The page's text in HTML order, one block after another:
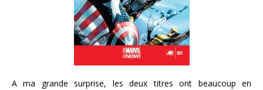
A ma grande surprise, les deux titres ont beaucoup en